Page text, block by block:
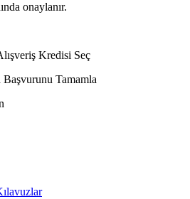
onaylanır.
Kredisi Seç
Başvurunu Tamamla